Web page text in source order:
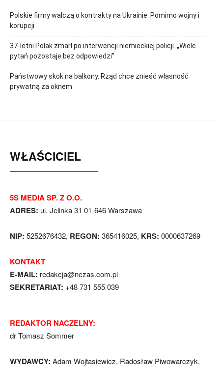
Polskie firmy walczą o kontrakty na Ukrainie. Pomimo wojny i
korupcji
37-letni Polak zmarł po interwencji niemieckiej policji. „Wiele
pytań pozostaje bez odpowiedzi”
Państwowy skok na balkony. Rząd chce znieść własność
prywatną za oknem
WŁAŚCICIEL
5S MEDIA SP. Z O.O.
ADRES: ul. Jelinka 31 01-646 Warszawa
NIP: 5252676432, REGON: 365416025, KRS: 0000637269
KONTAKT
E-MAIL: redakcja@nczas.com.pl
SEKRETARIAT: +48 731 555 039
REDAKTOR NACZELNY:
dr Tomasz Sommer
WYDAWCY: Adam Wojtasiewicz, Radosław Piwowarczyk,